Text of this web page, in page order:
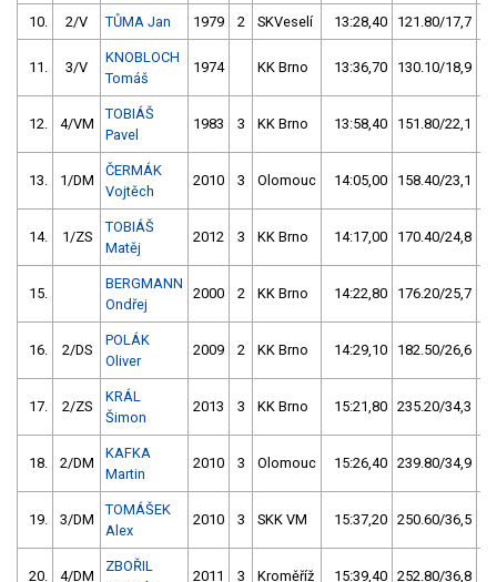
10. 2/V TŮMA Jan 1979 2 SKVeselí 13:28,40 121.80/17,7
11. 3/V
KNOBLOCH
Tomáš
1974 KK Brno 13:36,70 130.10/18,9
12. 4/VM
TOBIÁŠ
Pavel
1983 3 KK Brno 13:58,40 151.80/22,1
13. 1/DM
ČERMÁK
Vojtěch
2010 3 Olomouc 14:05,00 158.40/23,1
14. 1/ZS
TOBIÁŠ
Matěj
2012 3 KK Brno 14:17,00 170.40/24,8
15.
BERGMANN
Ondřej
2000 2 KK Brno 14:22,80 176.20/25,7
16. 2/DS
POLÁK
Oliver
2009 2 KK Brno 14:29,10 182.50/26,6
17. 2/ZS
KRÁL
Šimon
2013 3 KK Brno 15:21,80 235.20/34,3
18. 2/DM
KAFKA
Martin
2010 3 Olomouc 15:26,40 239.80/34,9
19. 3/DM
TOMÁŠEK
Alex
2010 3 SKK VM 15:37,20 250.60/36,5
20. 4/DM
ZBOŘIL
2011 3 Kroměříž 15:39,40 252.80/36,8